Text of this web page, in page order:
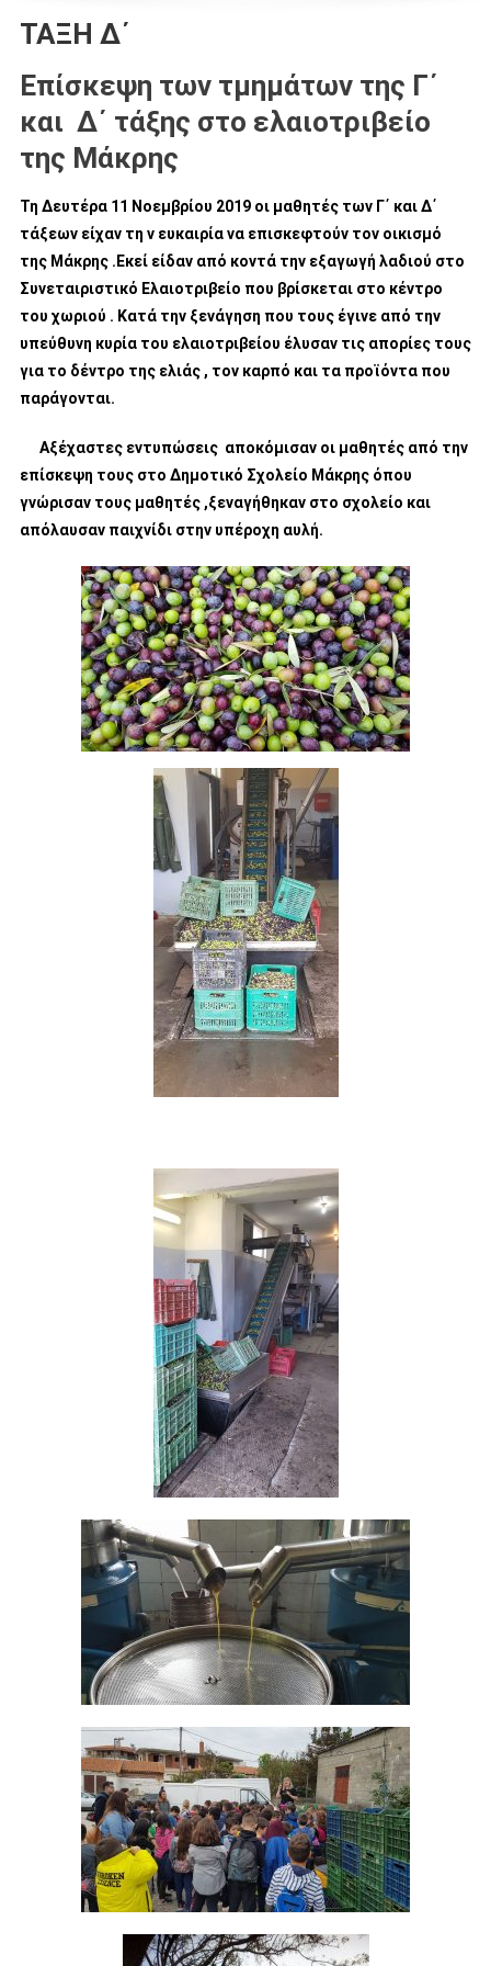
ΤΑΞΗ Δ΄
Επίσκεψη των τμημάτων της Γ΄
και Δ΄ τάξης στο ελαιοτριβείο
της Μάκρης
Τη Δευτέρα 11 Νοεμβρίου 2019 οι μαθητές των Γ΄ και Δ΄
τάξεων είχαν τη ν ευκαιρία να επισκεφτούν τον οικισμό
της Μάκρης .Εκεί είδαν από κοντά την εξαγωγή λαδιού στο
Συνεταιριστικό Ελαιοτριβείο που βρίσκεται στο κέντρο
του χωριού . Κατά την ξενάγηση που τους έγινε από την
υπεύθυνη κυρία του ελαιοτριβείου έλυσαν τις απορίες τους
για το δέντρο της ελιάς , τον καρπό και τα προϊόντα που
παράγονται.
Αξέχαστες εντυπώσεις αποκόμισαν οι μαθητές από την
επίσκεψη τους στο Δημοτικό Σχολείο Μάκρης όπου
γνώρισαν τους μαθητές ,ξεναγήθηκαν στο σχολείο και
απόλαυσαν παιχνίδι στην υπέροχη αυλή.